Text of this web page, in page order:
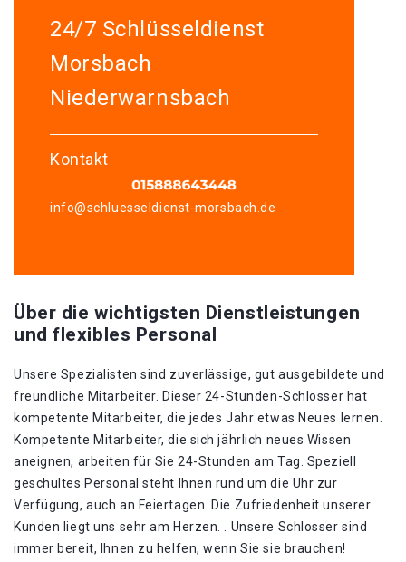
24/7 Schlüsseldienst
Morsbach
Niederwarnsbach
Kontakt
info@schluesseldienst-morsbach.de
Über die wichtigsten Dienstleistungen
und flexibles Personal
Unsere Spezialisten sind zuverlässige, gut ausgebildete und
freundliche Mitarbeiter. Dieser 24-Stunden-Schlosser hat
kompetente Mitarbeiter, die jedes Jahr etwas Neues lernen.
Kompetente Mitarbeiter, die sich jährlich neues Wissen
aneignen, arbeiten für Sie 24-Stunden am Tag. Speziell
geschultes Personal steht Ihnen rund um die Uhr zur
Verfügung, auch an Feiertagen. Die Zufriedenheit unserer
Kunden liegt uns sehr am Herzen. . Unsere Schlosser sind
immer bereit, Ihnen zu helfen, wenn Sie sie brauchen!